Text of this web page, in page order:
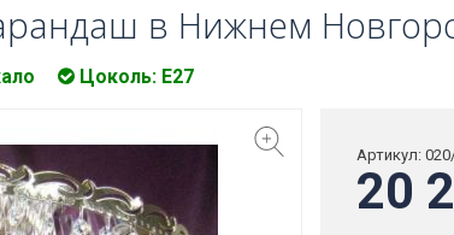
в Нижнем
Цоколь: Е27
Артикул:
20